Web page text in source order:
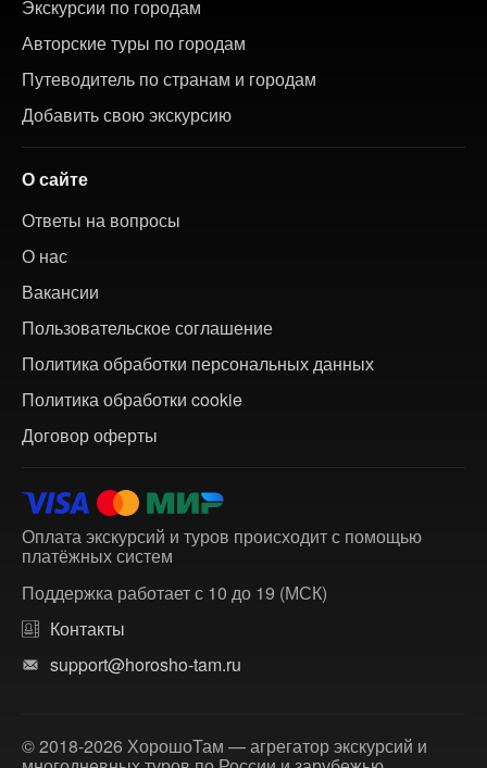
Экскурсии по городам
Авторские туры по городам
Путеводитель по странам и городам
Добавить свою экскурсию
О сайте
Ответы на вопросы
О нас
Вакансии
Пользовательское соглашение
Политика обработки персональных данных
Политика обработки cookie
Договор оферты
Оплата экскурсий и туров происходит с помощью
платёжных систем
Поддержка работает с 10 до 19 (МСК)
Контакты
support@horosho-tam.ru
© 2018-2026 ХорошоТам — агрегатор экскурсий и